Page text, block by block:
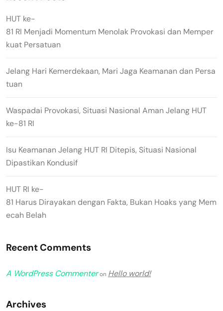
HUT ke-
81 RI Menjadi Momentum Menolak Provokasi dan Memper
kuat Persatuan
Jelang Hari Kemerdekaan, Mari Jaga Keamanan dan Persa
tuan
Waspadai Provokasi, Situasi Nasional Aman Jelang HUT
ke-81 RI
Isu Keamanan Jelang HUT RI Ditepis, Situasi Nasional
Dipastikan Kondusif
HUT RI ke-
81 Harus Dirayakan dengan Fakta, Bukan Hoaks yang Mem
ecah Belah
Recent Comments
A WordPress Commenteron Hello world!
Archives